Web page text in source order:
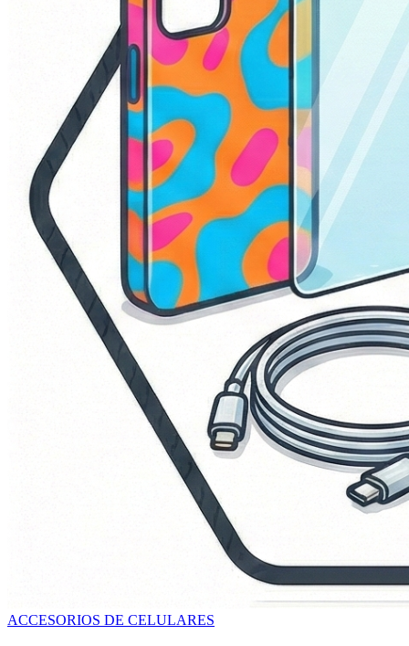
ACCESORIOS DE CELULARES